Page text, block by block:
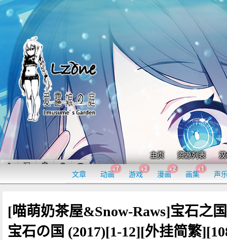
主页 资源列表
文章 动画
+7
游戏
+2
漫画
+2
画集
+1
声
[喵萌奶茶屋&Snow-Raws]宝石之国
宝石の国 (2017)[1-12][外挂简繁